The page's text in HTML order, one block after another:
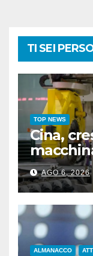
TI SEI
TOP NEWS
Cina,
AGO 6, 2026
ALMANACCO